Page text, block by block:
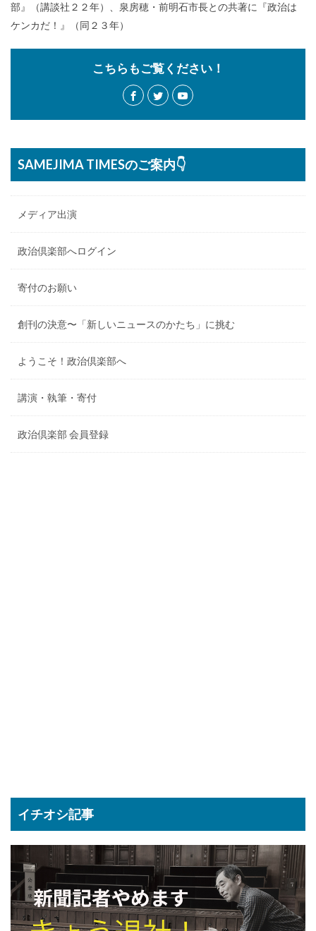
部』（講談社２２年）、泉房穂・前明石市長との共著に『政治は
ケンカだ！』（同２３年）
こちらもご覧ください！
SAMEJIMA TIMESのご案内👇
メディア出演
政治倶楽部へログイン
寄付のお願い
創刊の決意〜「新しいニュースのかたち」に挑む
ようこそ！政治倶楽部へ
講演・執筆・寄付
政治倶楽部 会員登録
イチオシ記事